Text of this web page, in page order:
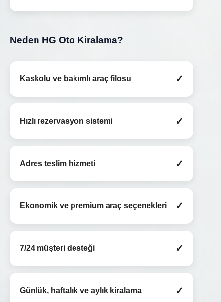
Neden HG Oto Kiralama?
Kaskolu ve bakımlı araç filosu ✓
Hızlı rezervasyon sistemi ✓
Adres teslim hizmeti ✓
Ekonomik ve premium araç seçenekleri ✓
7/24 müşteri desteği ✓
Günlük, haftalık ve aylık kiralama ✓